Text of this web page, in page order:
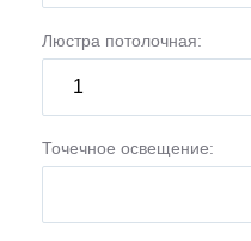
Люстра потолочная:
Точечное освещение: